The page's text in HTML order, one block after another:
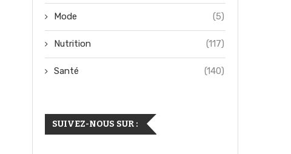
Mode (5)
Nutrition (117)
Santé (140)
SUIVEZ-NOUS SUR :